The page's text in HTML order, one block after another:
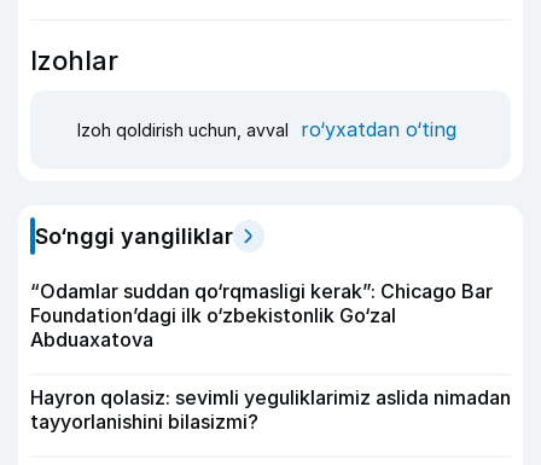
Izohlar
Izoh qoldirish uchun, avval ro‘yxatdan o‘ting
So‘nggi yangiliklar
“Odamlar suddan qo‘rqmasligi kerak”: Chicago Bar
Foundation’dagi ilk o‘zbekistonlik Go‘zal
Abduaxatova
Hayron qolasiz: sevimli yeguliklarimiz aslida nimadan
tayyorlanishini bilasizmi?